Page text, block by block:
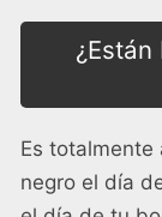
Es totalmente
negro el día